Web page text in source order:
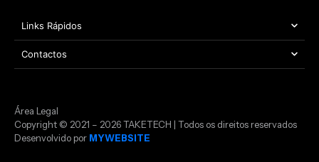
Links Rápidos
Contactos
Copyright © 2021 – 2026 TAKETECH | Todos os direitos reservados
Desenvolvido por MYWEBSITE
Área Legal